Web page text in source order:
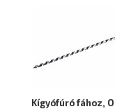
Kígyófúró fához, O